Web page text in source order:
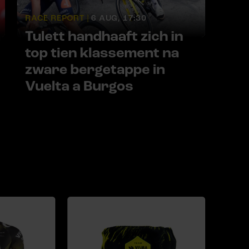
RACE REPORT | 6 AUG, 17:30
Tulett handhaaft zich in
top tien klassement na
zware bergetappe in
Vuelta a Burgos